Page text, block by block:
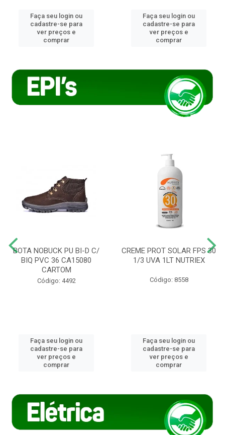
Faça seu login ou
cadastre-se para
ver preços e
comprar
Faça seu login ou
cadastre-se para
ver preços e
comprar
BOTA NOBUCK PU BI-D C/
BIQ PVC 36 CA15080
CARTOM
Código: 4492
Faça seu login ou
cadastre-se para
ver preços e
comprar
CREME PROT SOLAR FPS 30
1/3 UVA 1LT NUTRIEX
Código: 8558
Faça seu login ou
cadastre-se para
ver preços e
comprar